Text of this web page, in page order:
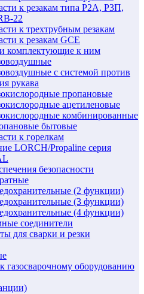
к резакам типа Р2А, Р3П,
22
к трехтрубным резакам
к резакам GCE
и комплектующие к ним
с системой против
рукава
пропановые
ацетиленовые
комбинированные
бытовые
к горелкам
LORCH/Propaline серия
безопасности
(2 функции)
(3 функции)
(4 функции)
соединители
для сварки и резки
оборудованию